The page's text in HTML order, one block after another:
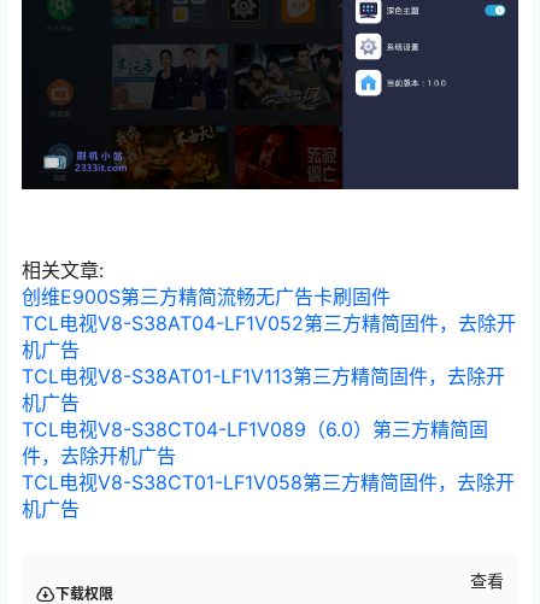
相关文章:
创维E900S第三方精简流畅无广告卡刷固件
TCL电视V8-S38AT04-LF1V052第三方精简固件，去除开
机广告
TCL电视V8-S38AT01-LF1V113第三方精简固件，去除开
机广告
TCL电视V8-S38CT04-LF1V089（6.0）第三方精简固
件，去除开机广告
TCL电视V8-S38CT01-LF1V058第三方精简固件，去除开
机广告
下载权限
查看